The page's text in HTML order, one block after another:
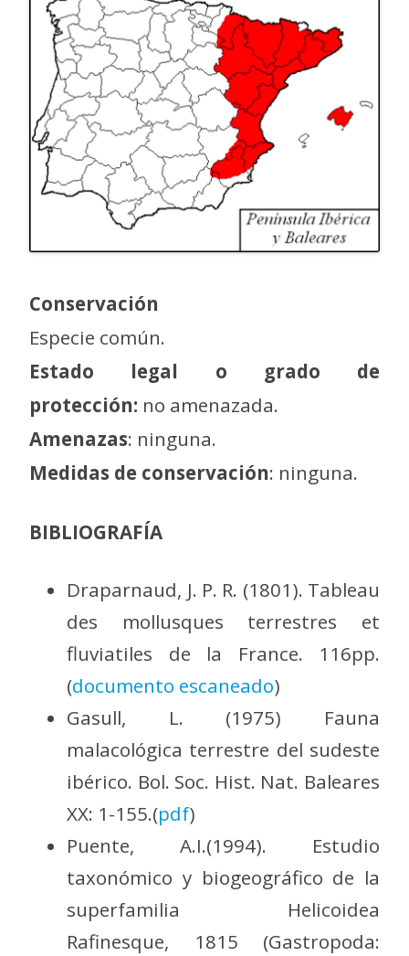
Conservación
Especie común.
Estado legal o grado de
protección: no amenazada.
Amenazas: ninguna.
Medidas de conservación: ninguna.
BIBLIOGRAFÍA
Draparnaud, J. P. R. (1801). Tableau
des mollusques terrestres et
fluviatiles de la France. 116pp.
(documento escaneado)
Gasull, L. (1975) Fauna
malacológica terrestre del sudeste
ibérico. Bol. Soc. Hist. Nat. Baleares
XX: 1-155.(pdf)
Puente, A.I.(1994). Estudio
taxonómico y biogeográfico de la
superfamilia Helicoidea
Rafinesque, 1815 (Gastropoda: